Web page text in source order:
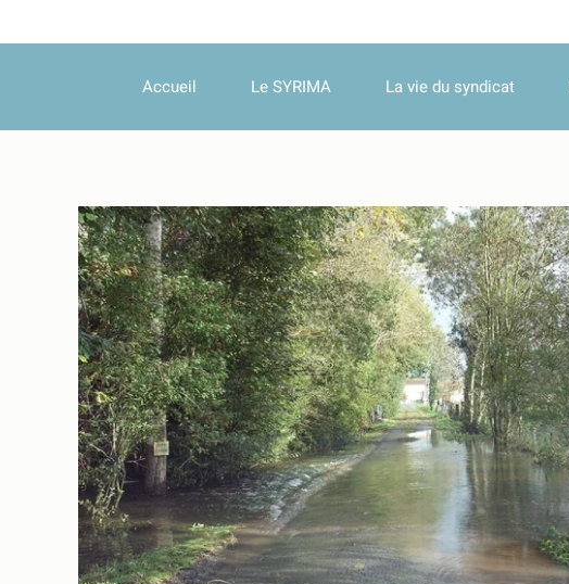
Accueil Le SYRIMA La vie du syndicat